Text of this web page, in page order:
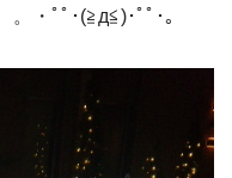
。・ﾟﾟ･(≧д≦)･ﾟﾟ･｡